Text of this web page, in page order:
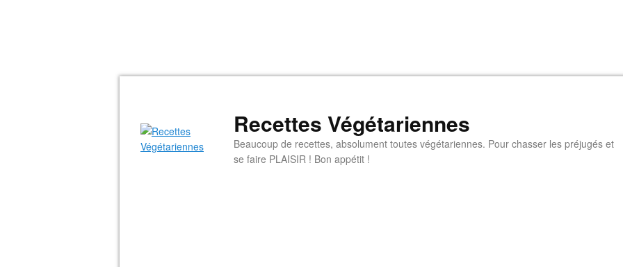
Recettes Végétariennes
Beaucoup de recettes, absolument toutes végétariennes. Pour chasser les préjugés et
se faire PLAISIR ! Bon appétit !